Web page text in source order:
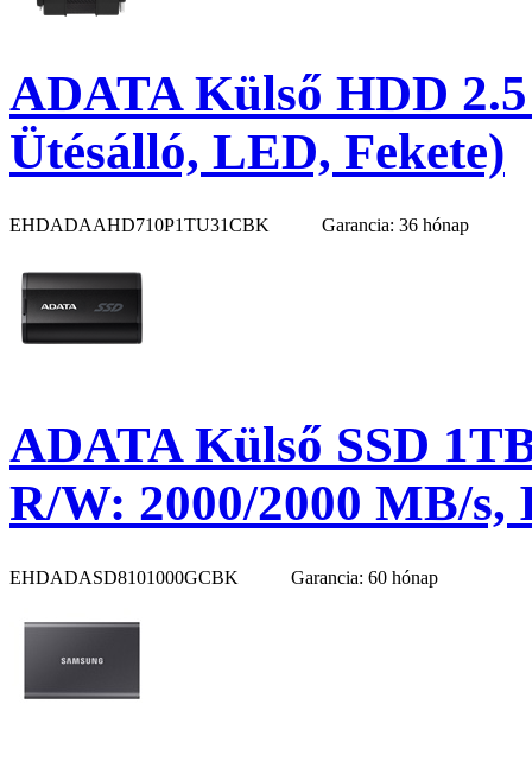
ADATA Külső HDD
Ütésálló, LED, Fekete)
EHDADAAHD710P1TU31CBK Garancia: 36 hónap
ADATA Külső SSD
R/W: 2000/2000 MB/s,
EHDADASD8101000GCBK Garancia: 60 hónap